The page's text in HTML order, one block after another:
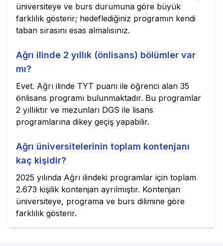
üniversiteye ve burs durumuna göre büyük
farklılık gösterir; hedeflediğiniz programın kendi
taban sırasını esas almalısınız.
Ağrı ilinde 2 yıllık (önlisans) bölümler var
mı?
Evet. Ağrı ilinde TYT puanı ile öğrenci alan 35
önlisans programı bulunmaktadır. Bu programlar
2 yıllıktır ve mezunları DGS ile lisans
programlarına dikey geçiş yapabilir.
Ağrı üniversitelerinin toplam kontenjanı
kaç kişidir?
2025 yılında Ağrı ilindeki programlar için toplam
2.673 kişilik kontenjan ayrılmıştır. Kontenjan
üniversiteye, programa ve burs dilimine göre
farklılık gösterir.